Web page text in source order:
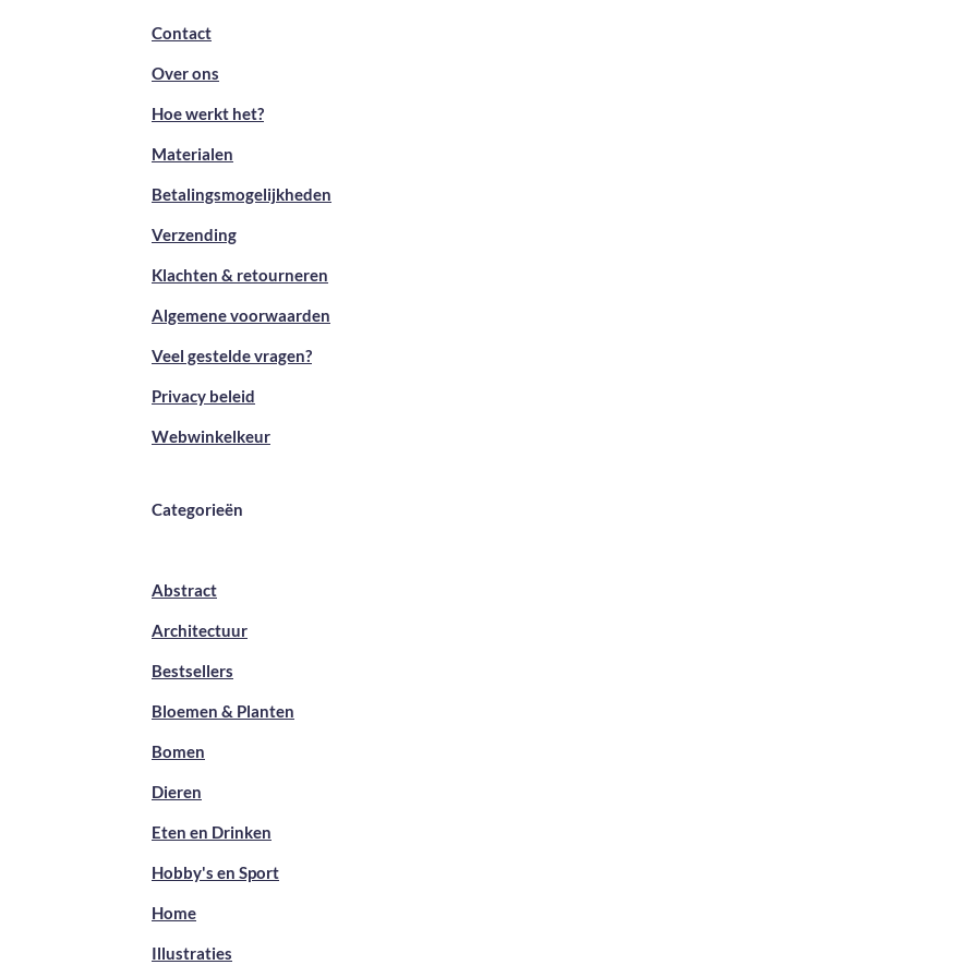
Contact
Over ons
Hoe werkt het?
Materialen
Betalingsmogelijkheden
Verzending
Klachten & retourneren
Algemene voorwaarden
Veel gestelde vragen?
Privacy beleid
Webwinkelkeur
Categorieën
Abstract
Architectuur
Bestsellers
Bloemen & Planten
Bomen
Dieren
Eten en Drinken
Hobby's en Sport
Home
Illustraties